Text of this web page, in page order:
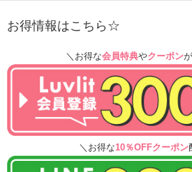
お得情報はこちら☆
＼お得な会員特典やクーポン
＼お得な10％OFFクーポン